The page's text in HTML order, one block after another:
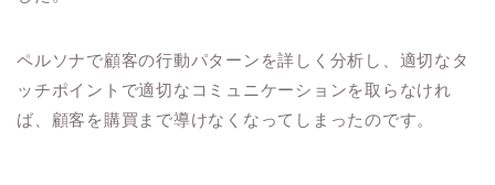
ペルソナで顧客の行動パターンを詳しく分析し、適切なタ
ッチポイントで適切なコミュニケーションを取らなけれ
ば、顧客を購買まで導けなくなってしまったのです。